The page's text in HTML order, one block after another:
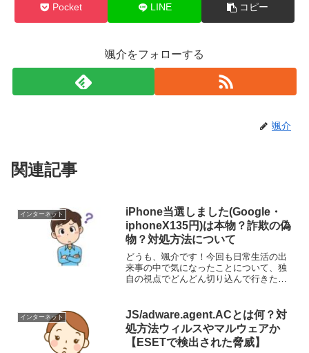
Pocket LINE コピー
颯介をフォローする
颯介
関連記事
インターネット
iPhone当選しました(Google・
iphoneX135円)は本物？詐欺の偽
物？対処方法について
どうも、颯介です！今回も日常生活の出
来事の中で気になったことについて、独
自の視点でどんどん切り込んで行きたい
webブラウザでネット閲覧していて表示
される『iPhoneが...
インターネット
JS/adware.agent.ACとは何？対
処方法ウィルスやマルウェアか
【ESETで検出された脅威】